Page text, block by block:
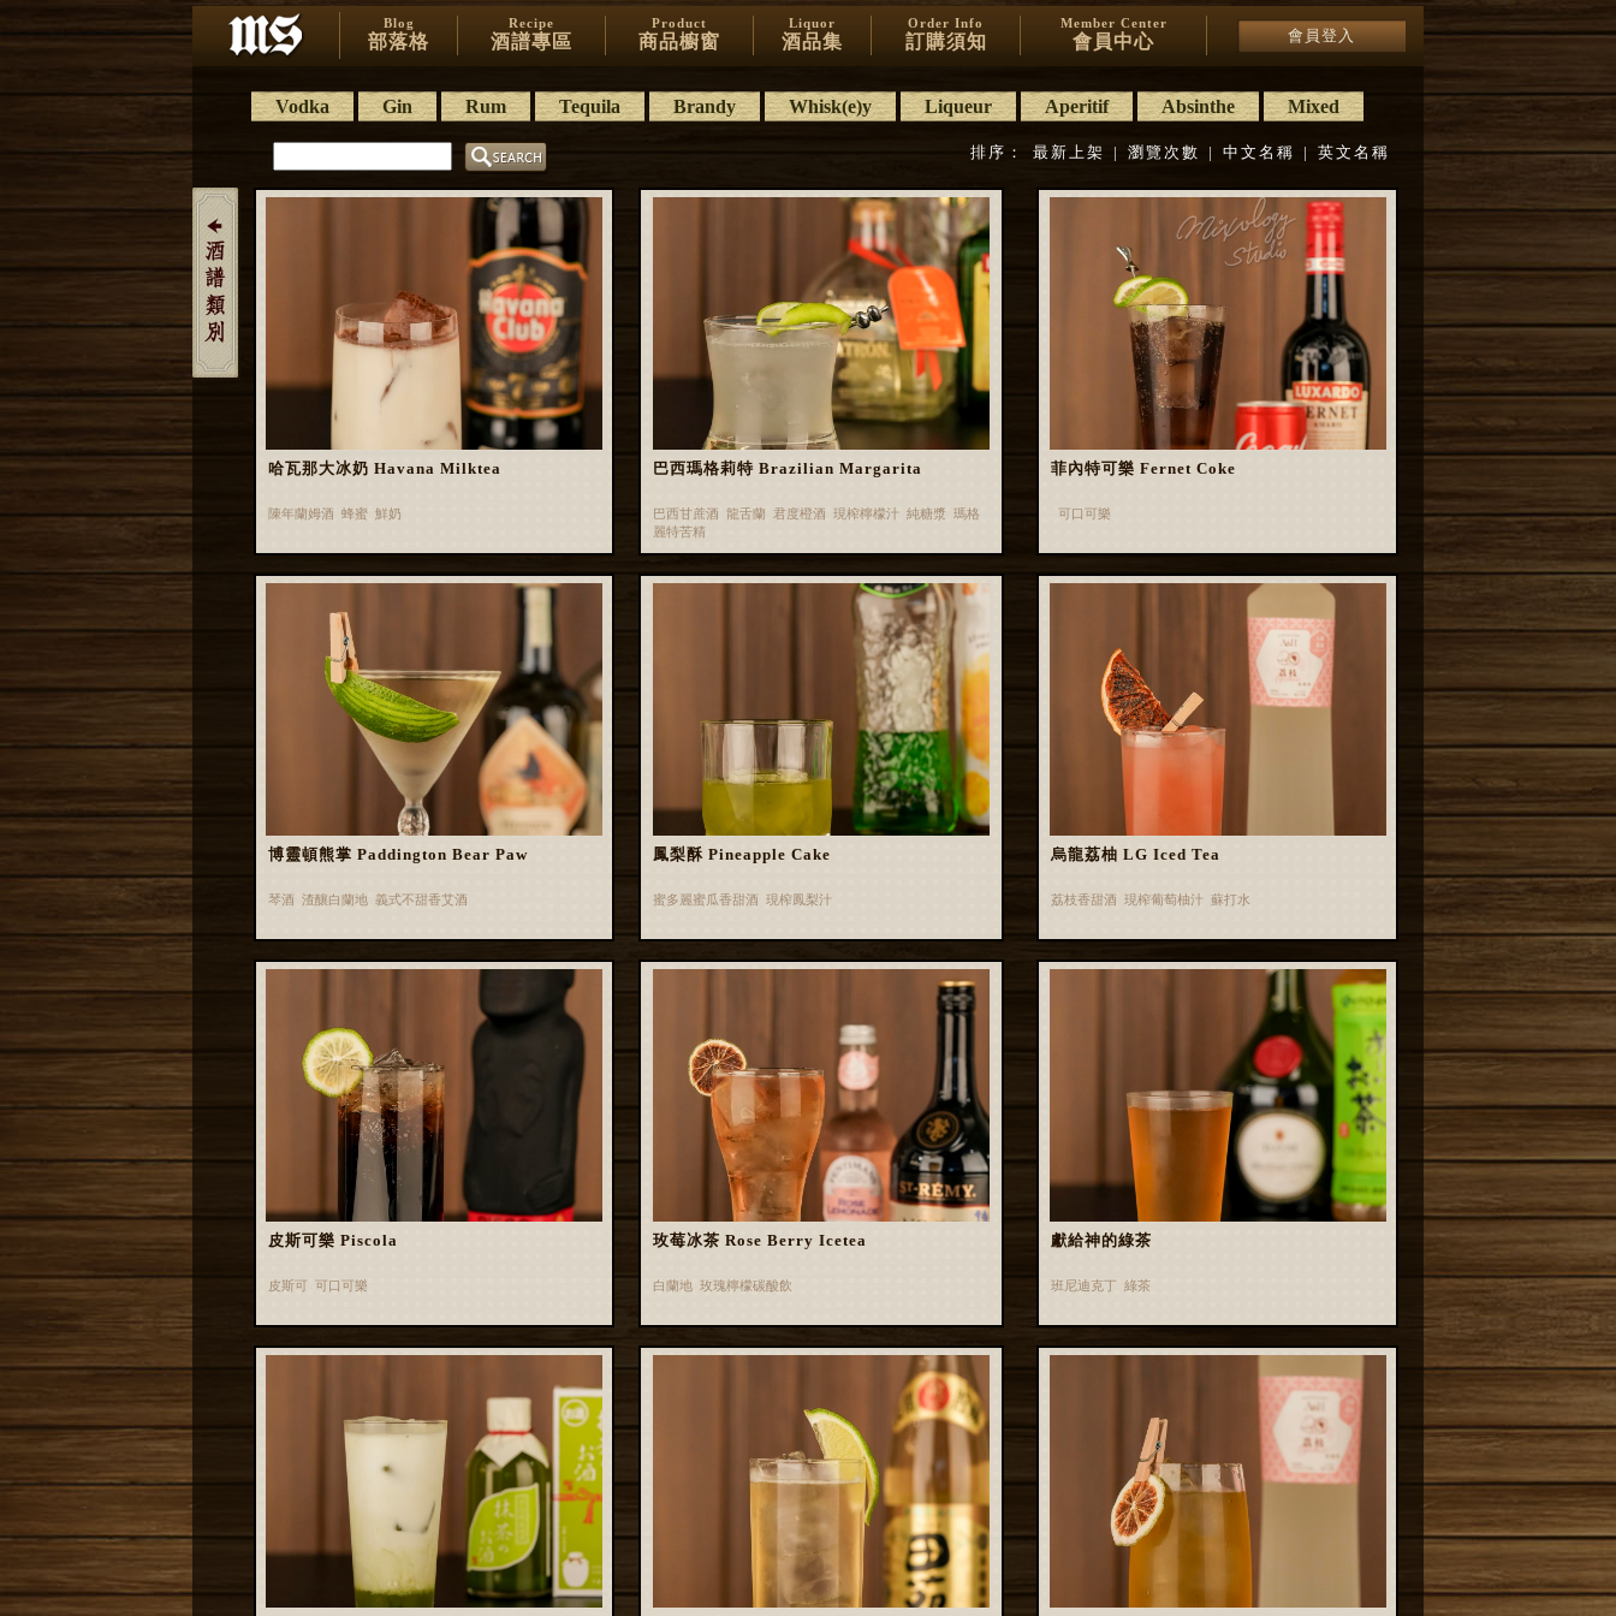
Blog
部落格
Recipe
酒譜專區
Product
商品櫥窗
Liquor
酒品集
Order Info
訂購須知
Member Center
會員中心 會員登入
Vodka Gin Rum Tequila Brandy Whisk(e)y Liqueur Aperitif Absinthe Mixed
排序： 最新上架 | 瀏覽次數 | 中文名稱 | 英文名稱
哈瓦那大冰奶 Havana Milktea
陳年蘭姆酒 蜂蜜 鮮奶
巴西瑪格莉特 Brazilian Margarita
巴西甘蔗酒 龍舌蘭 君度橙酒 現榨檸檬汁 純糖漿 瑪格
麗特苦精
菲內特可樂 Fernet Coke
可口可樂
博靈頓熊掌 Paddington Bear Paw
琴酒 渣釀白蘭地 義式不甜香艾酒
鳳梨酥 Pineapple Cake
蜜多麗蜜瓜香甜酒 現榨鳳梨汁
烏龍荔柚 LG Iced Tea
荔枝香甜酒 現榨葡萄柚汁 蘇打水
皮斯可樂 Piscola
皮斯可 可口可樂
玫莓冰茶 Rose Berry Icetea
白蘭地 玫瑰檸檬碳酸飲
獻給神的綠茶
班尼迪克丁 綠茶